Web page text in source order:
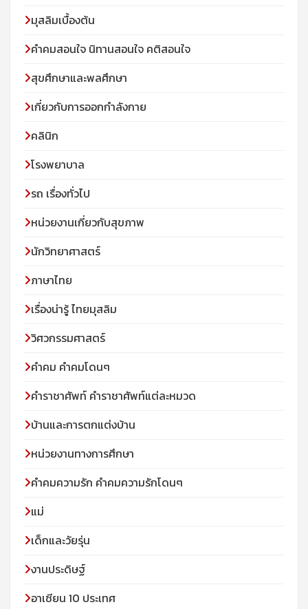
มุสลิมเบื้องต้น
คําคมสอนใจ นิทานสอนใจ คติสอนใจ
สุขศึกษาและพลศึกษา
เกี่ยวกับการออกกำลังกาย
คลินิก
โรงพยาบาล
รถ เรื่องทั่วไป
หน่วยงานเกี่ยวกับสุขภาพ
นักวิทยาศาสตร์
ภาษาไทย
เรื่องน่ารู้ ไทยมุสลิม
วิศวกรรมศาสตร์
คำคม คำคมโดนๆ
คำราชาศัพท์ คำราชาศัพท์แต่ละหมวด
บ้านและการตกแต่งบ้าน
หน่วยงานทางการศึกษา
คำคมความรัก คำคมความรักโดนๆ
แม่
เด็กและวัยรุ่น
งานประดิษฐ์
อาเซียน 10 ประเทศ